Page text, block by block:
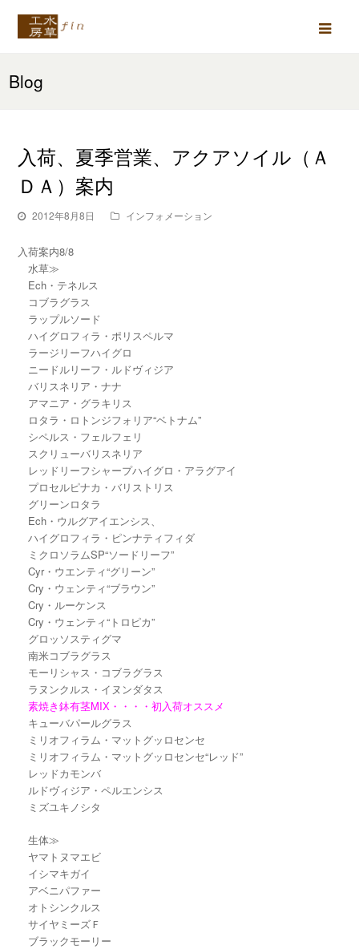
Blog
入荷、夏季営業、アクアソイル（Ａ
ＤＡ）案内
2012年8月8日 インフォメーション
入荷案内8/8
水草≫
Ech・テネルス
コブラグラス
ラップルソード
ハイグロフィラ・ポリスペルマ
ラージリーフハイグロ
ニードルリーフ・ルドヴィジア
バリスネリア・ナナ
アマニア・グラキリス
ロタラ・ロトンジフォリア“ベトナム”
シペルス・フェルフェリ
スクリューバリスネリア
レッドリーフシャープハイグロ・アラグアイ
プロセルピナカ・バリストリス
グリーンロタラ
Ech・ウルグアイエンシス、
ハイグロフィラ・ピンナティフィダ
ミクロソラムSP“ソードリーフ”
Cyr・ウエンティ“グリーン”
Cry・ウェンティ“ブラウン”
Cry・ルーケンス
Cry・ウェンティ“トロピカ”
グロッソスティグマ
南米コブラグラス
モーリシャス・コブラグラス
ラヌンクルス・イヌンダタス
素焼き鉢有茎MIX・・・・初入荷オススメ
キューバパールグラス
ミリオフィラム・マットグッロセンセ
ミリオフィラム・マットグッロセンセ“レッド”
レッドカモンバ
ルドヴィジア・ペルエンシス
ミズユキノシタ
生体≫
ヤマトヌマエビ
イシマキガイ
アベニパファー
オトシンクルス
サイヤミーズＦ
ブラックモーリー